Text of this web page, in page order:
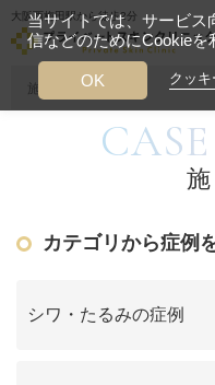
大阪西梅田駅から徒歩2分
糸リフト
当クリニッ
プライベー
施術症例 おでこ
カテゴリから症例
シワ・たるみの症例
当サイトでは、サービス
信などのためにCookieを
クッ
OK